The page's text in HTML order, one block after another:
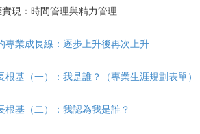
現：時間管理與精力管理
專業成長線：逐步上升後再次上升
根基（一）：我是誰？（專業生涯規劃表單）
根基（二）：我認為我是誰？